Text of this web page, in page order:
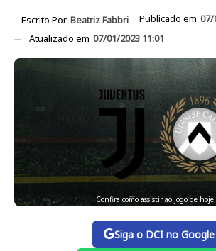
Escrito Por Beatriz Fabbri Publicado em 07/
Atualizado em 07/01/2023 11:01
Confira como assistir ao jogo de
Siga o DCI no Google